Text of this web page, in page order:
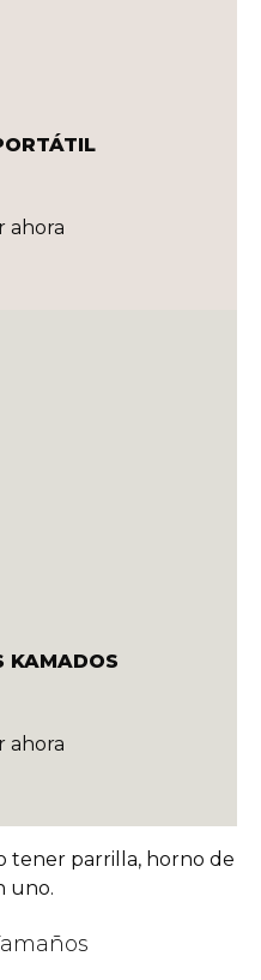
ahora
KAMADOS
ahora
tener parrilla, horno de
uno.